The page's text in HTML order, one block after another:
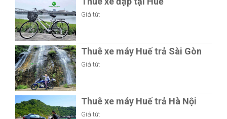
Giá từ:
Thuê xe máy Huế trả Sài Gòn
Giá từ:
Thuê xe máy Huế trả Hà Nội
Giá từ: